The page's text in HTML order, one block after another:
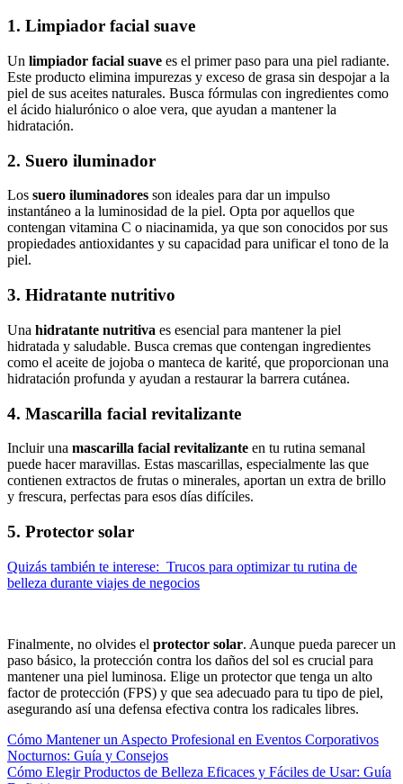
1. Limpiador facial suave
Un limpiador facial suave es el primer paso para una piel radiante.
Este producto elimina impurezas y exceso de grasa sin despojar a la
piel de sus aceites naturales. Busca fórmulas con ingredientes como
el ácido hialurónico o aloe vera, que ayudan a mantener la
hidratación.
2. Suero iluminador
Los suero iluminadores son ideales para dar un impulso
instantáneo a la luminosidad de la piel. Opta por aquellos que
contengan vitamina C o niacinamida, ya que son conocidos por sus
propiedades antioxidantes y su capacidad para unificar el tono de la
piel.
3. Hidratante nutritivo
Una hidratante nutritiva es esencial para mantener la piel
hidratada y saludable. Busca cremas que contengan ingredientes
como el aceite de jojoba o manteca de karité, que proporcionan una
hidratación profunda y ayudan a restaurar la barrera cutánea.
4. Mascarilla facial revitalizante
Incluir una mascarilla facial revitalizante en tu rutina semanal
puede hacer maravillas. Estas mascarillas, especialmente las que
contienen extractos de frutas o minerales, aportan un extra de brillo
y frescura, perfectas para esos días difíciles.
5. Protector solar
Quizás también te interese: Trucos para optimizar tu rutina de
belleza durante viajes de negocios
Finalmente, no olvides el protector solar. Aunque pueda parecer un
paso básico, la protección contra los daños del sol es crucial para
mantener una piel luminosa. Elige un protector que tenga un alto
factor de protección (FPS) y que sea adecuado para tu tipo de piel,
asegurando así una defensa efectiva contra los radicales libres.
Navegación
de
Cómo Mantener un Aspecto Profesional en Eventos Corporativos
Nocturnos: Guía y Consejos
Cómo Elegir Productos de Belleza Eficaces y Fáciles de Usar: Guía